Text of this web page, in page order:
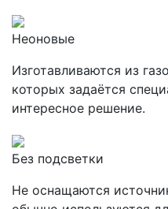
Неоновые
Изготавливаются из
которых задаётся
интересное решение.
Без подсветки
Не оснащаются